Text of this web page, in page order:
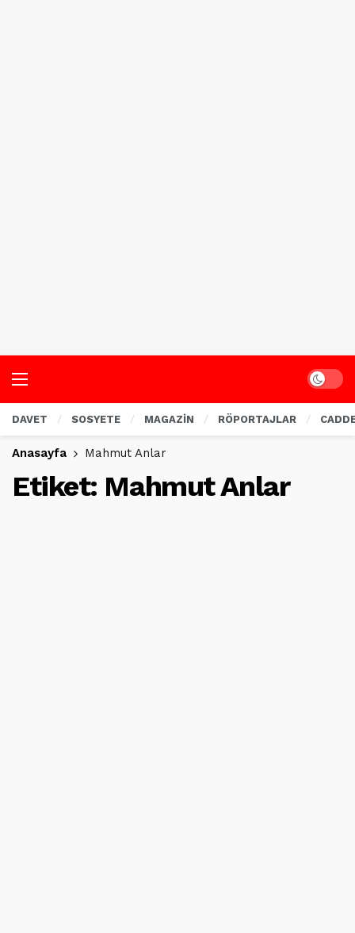
Dark
DAVET SOSYETE MAGAZİN RÖPORTAJLAR
Anasayfa Mahmut Anlar
Etiket: Mahmut Anlar